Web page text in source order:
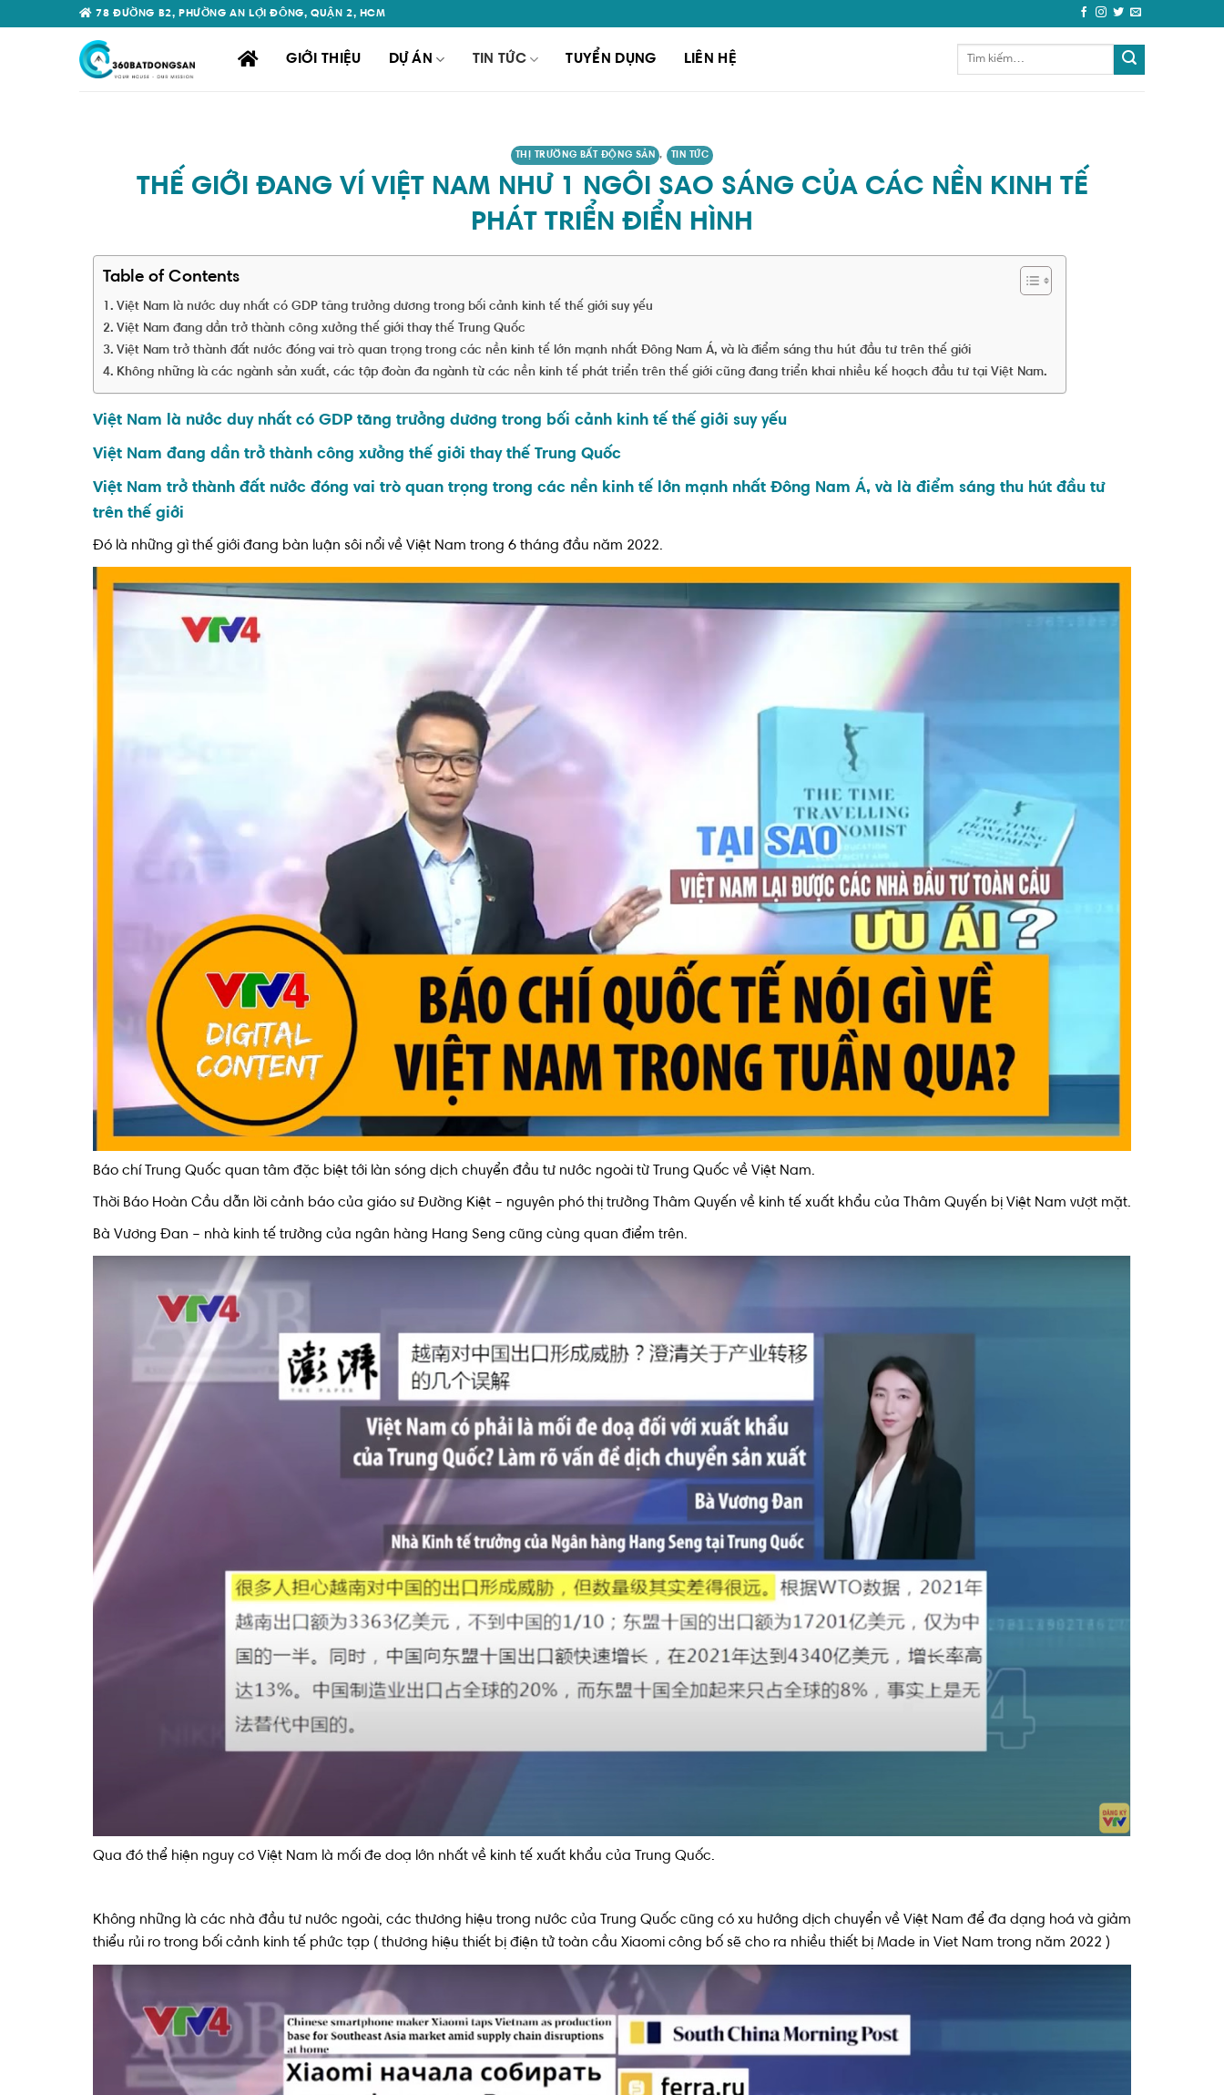
78 ĐƯỜNG B2, PHƯỜNG AN LỢI ĐÔNG, QUẬN 2, HCM
GIỚI THIỆU DỰ ÁN TIN TỨC TUYỂN DỤNG LIÊN HỆ
THỊ TRƯỜNG BẤT ĐỘNG SẢN , TIN TỨC
THẾ GIỚI ĐANG VÍ VIỆT NAM NHƯ 1 NGÔI SAO SÁNG CỦA CÁC NỀN KINH TẾ
PHÁT TRIỂN ĐIỂN HÌNH
Table of Contents
Việt Nam là nước duy nhất có GDP tăng trưởng dương trong bối cảnh kinh tế thế giới suy yếu
Việt Nam đang dần trở thành công xưởng thế giới thay thế Trung Quốc
Việt Nam trở thành đất nước đóng vai trò quan trọng trong các nền kinh tế lớn mạnh nhất Đông Nam Á, và là điểm sáng thu hút đầu tư trên thế giới
Không những là các ngành sản xuất, các tập đoàn đa ngành từ các nền kinh tế phát triển trên thế giới cũng đang triển khai nhiều kế hoạch đầu tư tại Việt Nam.
Việt Nam là nước duy nhất có GDP tăng trưởng dương trong bối cảnh kinh tế thế giới suy yếu
Việt Nam đang dần trở thành công xưởng thế giới thay thế Trung Quốc
Việt Nam trở thành đất nước đóng vai trò quan trọng trong các nền kinh tế lớn mạnh nhất Đông Nam Á, và là điểm sáng thu hút đầu tư
trên thế giới
Đó là những gì thế giới đang bàn luận sôi nổi về Việt Nam trong 6 tháng đầu năm 2022.
Báo chí Trung Quốc quan tâm đặc biệt tới làn sóng dịch chuyển đầu tư nước ngoài từ Trung Quốc về Việt Nam.
Thời Báo Hoàn Cầu dẫn lời cảnh báo của giáo sư Đường Kiệt – nguyên phó thị trưởng Thâm Quyến về kinh tế xuất khẩu của Thâm Quyến bị Việt Nam vượt mặt.
Bà Vương Đan – nhà kinh tế trưởng của ngân hàng Hang Seng cũng cùng quan điểm trên.
Qua đó thể hiện nguy cơ Việt Nam là mối đe doạ lớn nhất về kinh tế xuất khẩu của Trung Quốc.
Không những là các nhà đầu tư nước ngoài, các thương hiệu trong nước của Trung Quốc cũng có xu hướng dịch chuyển về Việt Nam để đa dạng hoá và giảm
thiểu rủi ro trong bối cảnh kinh tế phức tạp ( thương hiệu thiết bị điện tử toàn cầu Xiaomi công bố sẽ cho ra nhiều thiết bị Made in Viet Nam trong năm 2022 )